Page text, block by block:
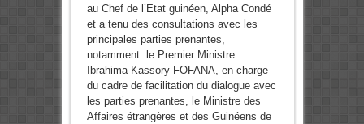
au Chef de l’Etat guinéen, Alpha Condé
et a tenu des consultations avec les
principales parties prenantes,
notamment le Premier Ministre
Ibrahima Kassory FOFANA, en charge
du cadre de facilitation du dialogue avec
les parties prenantes, le Ministre des
Affaires étrangères et des Guinéens de